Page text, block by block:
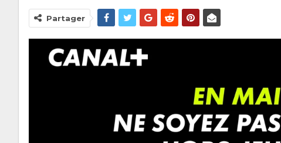
Partager